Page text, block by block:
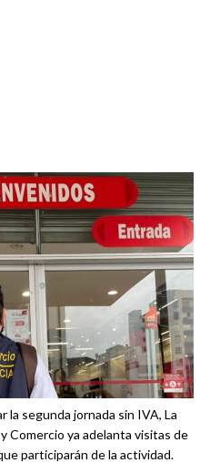
la segunda jornada sin IVA, La
Comercio ya adelanta visitas de
participarán de la actividad.